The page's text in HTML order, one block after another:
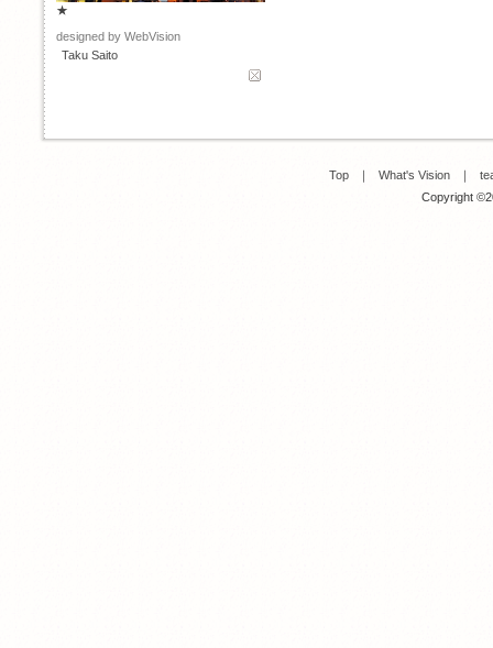
★
designed by WebVision
Taku Saito
Top ｜ What's Vision ｜
Copyright